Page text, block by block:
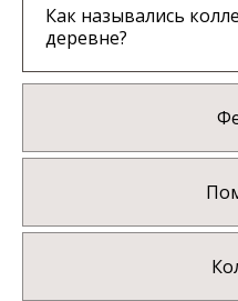
Как назывались
деревне?